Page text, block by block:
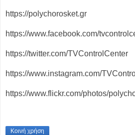
https://polychorosket.gr
https://www.facebook.com/
https://twitter.com/TVControlCenter
https://www.instagram.com/
https://www.flickr.com/photos/
Κοινή χρήση